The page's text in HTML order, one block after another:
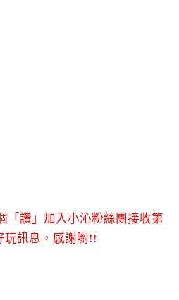
「讚」加入小沁粉絲團接收第
玩訊息，感謝喲!!